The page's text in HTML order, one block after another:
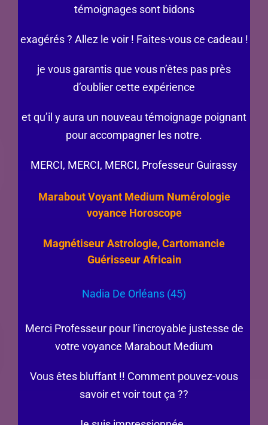
témoignages sont bidons
exagérés ? Allez le voir ! Faites-vous ce cadeau !
je vous garantis que vous n’êtes pas près
d’oublier cette expérience
et qu’il y aura un nouveau témoignage poignant
pour accompagner les notre.
MERCI, MERCI, MERCI, Professeur Guirassy
Marabout Voyant Medium Numérologie
voyance Horoscope
Magnétiseur Astrologie, Cartomancie
Guérisseur Africain
Nadia De Orléans (45)
Merci Professeur pour l’incroyable justesse de
votre voyance Marabout Medium
Vous êtes bluffant !! Comment pouvez-vous
savoir et voir tout ça ??